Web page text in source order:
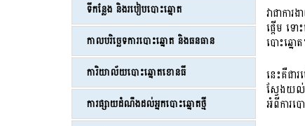
វាជាកា
ផ្ដើម ទោ
បោះឆ្នោ
នេះគឺជា
ស្វែងយល់
អំពីការប
ទីកន្លែង និងរបៀបបោះឆ្នោត
កាលបរិច្ឆេទការបោះឆ្នោត និងធនធាន
ការិយាល័យបោះឆ្នោតខោនធី
ការផ្សាយដំណឹងដល់អ្នកបោះឆ្នោតថ្មី